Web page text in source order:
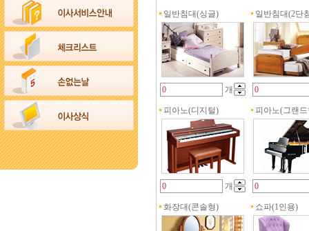
일반침대(싱글)
일반침대(2단
개
피아노(디지털) 피아노(그랜
개
화장대(콘솔형) 쇼파(1인용)